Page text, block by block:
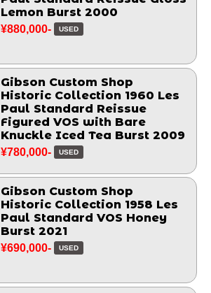
Lemon Burst 2000
¥880,000- USED
Gibson Custom Shop
Historic Collection 1960 Les
Paul Standard Reissue
Figured VOS with Bare
Knuckle Iced Tea Burst 2009
¥780,000- USED
Gibson Custom Shop
Historic Collection 1958 Les
Paul Standard VOS Honey
Burst 2021
¥690,000- USED